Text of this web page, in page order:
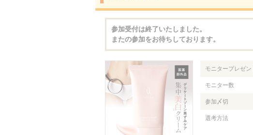
参加受付は終了いたしました。
またの参加をお待ちしております。
モニタープレゼン
モニター数
参加〆切
選考方法